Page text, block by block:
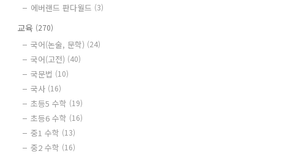
에버랜드 판다월드 (3)
교육 (270)
국어(논술, 문학) (24)
국어(고전) (40)
국문법 (10)
국사 (16)
초등5 수학 (19)
초등6 수학 (16)
중1 수학 (13)
중2 수학 (16)